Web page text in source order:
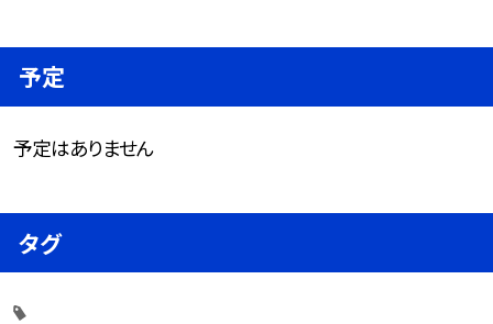
予定
予定はありません
タグ